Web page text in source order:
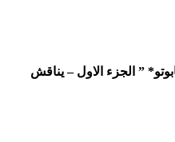
” الجزء الاول – يناقش